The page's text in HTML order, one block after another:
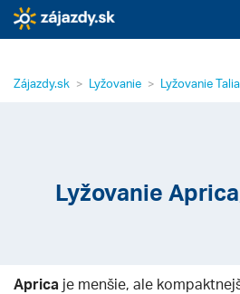
Zájazdy.sk Lyžovanie Lyžovanie
Lyžovanie
Aprica je menšie, ale